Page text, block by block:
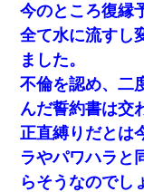
【報告者がキチ】嫁
おう』友人達を家に
てもらえて良かったな
同じマンションに住
ている事に気づいた
何年か前に妹は離婚
かったため妹有責で
今のところ復縁
全て水に流すし
ました。
不倫を認め、二
んだ誓約書は交
正直縛りだとは
ラやパワハラと
らそうなのでし